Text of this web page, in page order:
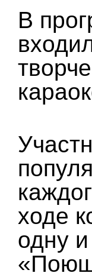
В
ходе
одну